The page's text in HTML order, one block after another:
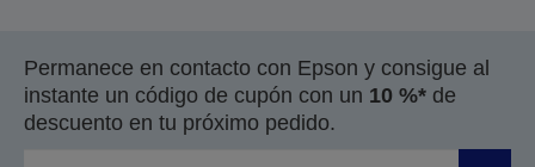
Permanece en contacto con Epson y consigue al
instante un código de cupón con un 10 %* de
descuento en tu próximo pedido.